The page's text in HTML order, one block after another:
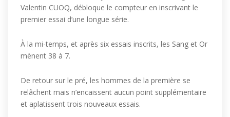
Valentin CUOQ, débloque le compteur en inscrivant le
premier essai d’une longue série.
À la mi-temps, et après six essais inscrits, les Sang et Or
mènent 38 à 7.
De retour sur le pré, les hommes de la première se
relâchent mais n’encaissent aucun point supplémentaire
et aplatissent trois nouveaux essais.